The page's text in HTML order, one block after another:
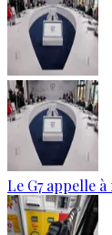
Le G7 appelle